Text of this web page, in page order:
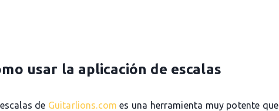
usar la aplicación de escalas
de Guitarlions.com es una herramienta muy potente que